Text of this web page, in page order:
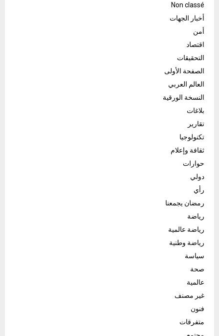
Non classé
أخبار الجهات
أمن
اقتصاد
التحقيقات
الصفحة الأولى
العالم العربي
النسخة الورقية
بلاغات
تقارير
تكنولوجيا
ثقافة وإعلام
حوارات
دولي
رأي
رمضان يجمعنا
رياضة
رياضة عالمية
رياضة وطنية
سياسة
صحة
عالمية
غير مصنف
فنون
متفرقات